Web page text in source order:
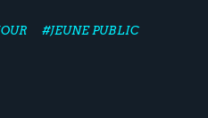
#JEUNE PUBLIC